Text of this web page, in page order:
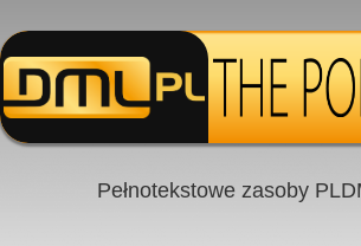
Pełnotekstowe zasoby